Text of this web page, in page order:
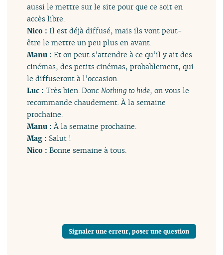
aussi le mettre sur le site pour que ce soit en
accès libre.
Nico :Il est déjà diffusé, mais ils vont peut-
être le mettre un peu plus en avant.
Manu :Et on peut s’attendre à ce qu’il y ait des
cinémas, des petits cinémas, probablement, qui
le diffuseront à l’occasion.
Luc :Très bien. Donc Nothing to hide, on vous le
recommande chaudement. À la semaine
prochaine.
Manu :À la semaine prochaine.
Mag : Salut !
Nico :Bonne semaine à tous.
Signaler une erreur, poser une question